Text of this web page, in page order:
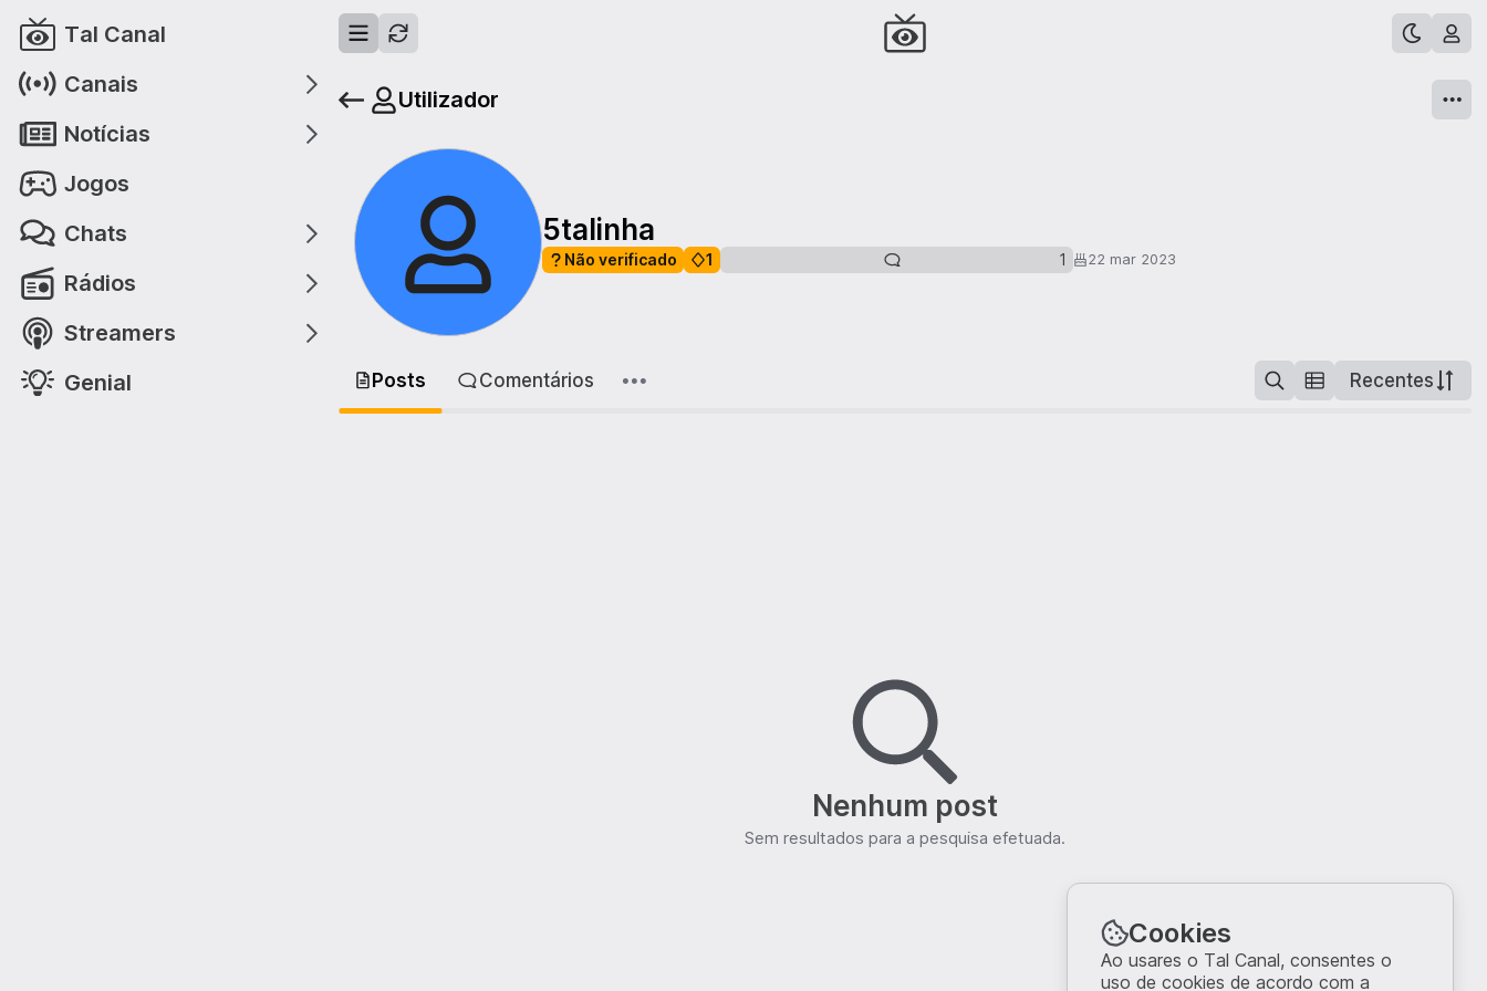
Tal Canal
Canais
Notícias
Jogos
Chats
Rádios
Streamers
Genial
Utilizador
5talinha
Não verificado 1 1 22 mar 2023
Posts Comentários Recentes
Nenhum post
Sem resultados para a pesquisa efetuada.
Cookies
Ao usares o Tal Canal, consentes o
uso de cookies de acordo com a